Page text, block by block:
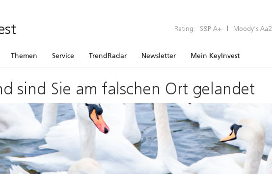
Rating: S&P A+ | Moody’s Aa2
Themen Service TrendRadar Newsletter Mein KeyInvest
sind Sie am falschen Ort gelandet